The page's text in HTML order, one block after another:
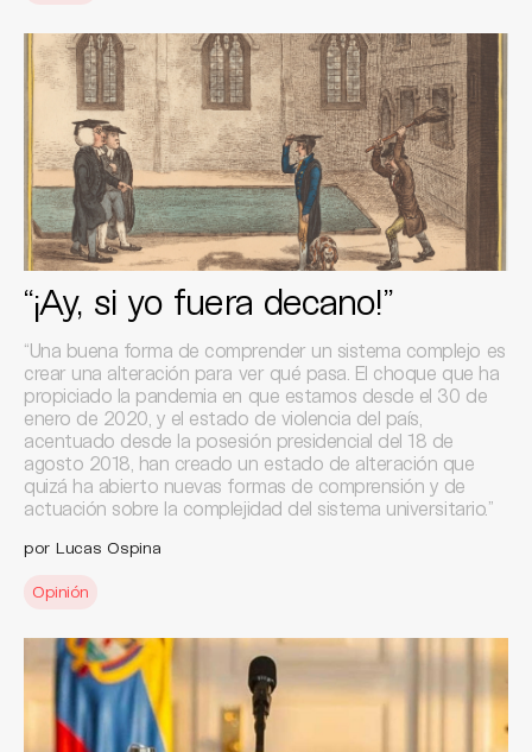
“¡Ay, si yo fuera decano!”
“Una buena forma de comprender un sistema complejo es
crear una alteración para ver qué pasa. El choque que ha
propiciado la pandemia en que estamos desde el 30 de
enero de 2020, y el estado de violencia del país,
acentuado desde la posesión presidencial del 18 de
agosto 2018, han creado un estado de alteración que
quizá ha abierto nuevas formas de comprensión y de
actuación sobre la complejidad del sistema universitario.”
por Lucas Ospina
Opinión